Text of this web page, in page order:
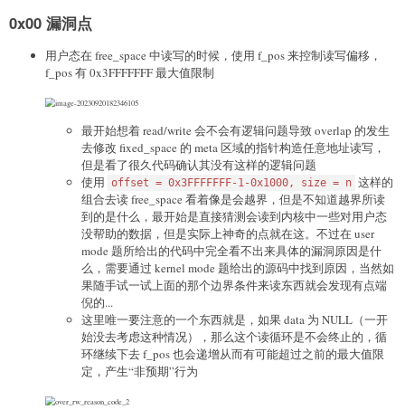
0x00 漏洞点
用户态在 free_space 中读写的时候，使用 f_pos 来控制读写偏移，
f_pos 有 0x3FFFFFFF 最大值限制
最开始想着 read/write 会不会有逻辑问题导致 overlap 的发生
去修改 fixed_space 的 meta 区域的指针构造任意地址读写，
但是看了很久代码确认其没有这样的逻辑问题
使用 offset = 0x3FFFFFFF-1-0x1000, size = n 这样的
组合去读 free_space 看着像是会越界，但是不知道越界所读
到的是什么，最开始是直接猜测会读到内核中一些对用户态
没帮助的数据，但是实际上神奇的点就在这。不过在 user
mode 题所给出的代码中完全看不出来具体的漏洞原因是什
么，需要通过 kernel mode 题给出的源码中找到原因，当然如
果随手试一试上面的那个边界条件来读东西就会发现有点端
倪的...
这里唯一要注意的一个东西就是，如果 data 为 NULL（一开
始没去考虑这种情况），那么这个读循环是不会终止的，循
环继续下去 f_pos 也会递增从而有可能超过之前的最大值限
定，产生“非预期”行为